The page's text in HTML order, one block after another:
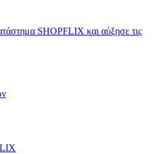
SHOPFLIX και αύξησε τις